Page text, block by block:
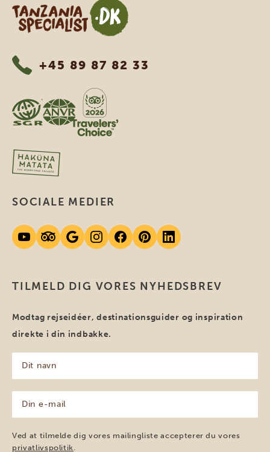
Tanzania Specialist
+45 89 87 82 33
TILMELD DIG VORES NYHEDSBREV
Modtag rejseidéer, destinationsguider og inspiration
direkte i din indbakke.
navn
(Påkrævet)
mail
(Påkrævet)
Ved at tilmelde dig vores mailingliste accepterer du vores
privatlivspolitik
SOCIALE MEDIER